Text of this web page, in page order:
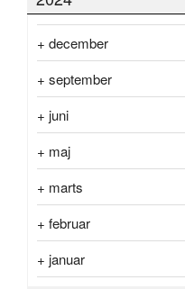
+ december
+ september
+ juni
+ maj
+ marts
+ februar
+ januar